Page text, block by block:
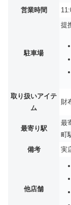
営業時間
駐車場
提
取り扱いアイテ
ム
財
最寄り駅
最
町
備考
実
他店舗